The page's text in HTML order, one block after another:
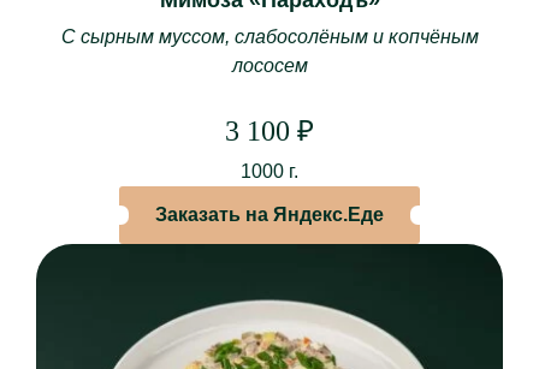
Доставка Бронирование
С сырным муссом, слабосолёным и копчёным
лососем
3 100 ₽
1000 г.
Заказать на Яндекс.Еде